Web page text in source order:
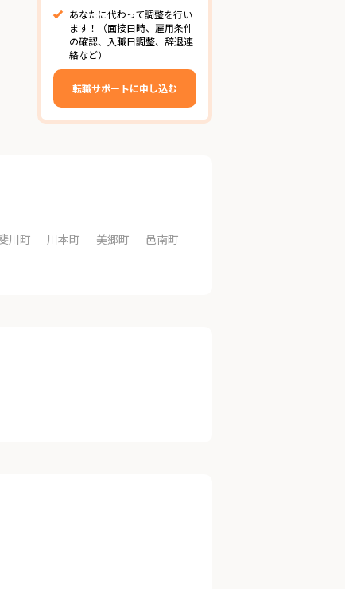
あなたに代わって調整を行い
ます！（面接日時、雇用条件
の確認、入職日調整、辞退連
絡など）
転職サポートに申し込む
川町 川本町 美郷町
邑南町